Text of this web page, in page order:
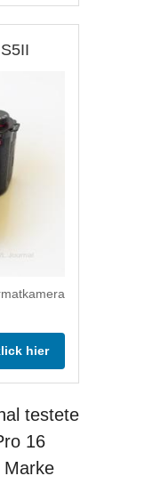
hier
testete
16
Marke